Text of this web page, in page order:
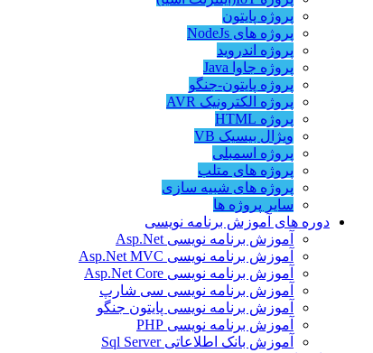
پروژه پایتون
پروژه های NodeJs
پروژه اندروید
پروژه جاوا Java
پروژه پایتون-جنگو
پروژه الکترونیک AVR
پروژه HTML
ویژال بیسیک VB
پروژه اسمبلی
پروژه های متلب
پروژه های شبیه سازی
سایر پروژه ها
دوره های آموزش برنامه نویسی
آموزش برنامه نویسی Asp.Net
آموزش برنامه نویسی Asp.Net MVC
آموزش برنامه نویسی Asp.Net Core
آموزش برنامه نویسی سی شارپ
آموزش برنامه نویسی پایتون جنگو
آموزش برنامه نویسی PHP
آموزش بانک اطلاعاتی Sql Server